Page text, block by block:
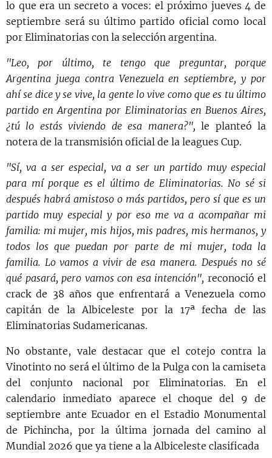
lo que era un secreto a voces: el próximo jueves 4 de
septiembre será su último partido oficial como local
por Eliminatorias con la selección argentina.
"Leo, por último, te tengo que preguntar, porque
Argentina juega contra Venezuela en septiembre, y por
ahí se dice y se vive, la gente lo vive como que es tu último
partido en Argentina por Eliminatorias en Buenos Aires,
¿tú lo estás viviendo de esa manera?", le planteó la
notera de la transmisión oficial de la leagues Cup.
"Sí, va a ser especial, va a ser un partido muy especial
para mí porque es el último de Eliminatorias. No sé si
después habrá amistoso o más partidos, pero sí que es un
partido muy especial y por eso me va a acompañar mi
familia: mi mujer, mis hijos, mis padres, mis hermanos, y
todos los que puedan por parte de mi mujer, toda la
familia. Lo vamos a vivir de esa manera. Después no sé
qué pasará, pero vamos con esa intención", reconoció el
crack de 38 años que enfrentará a Venezuela como
capitán de la Albiceleste por la 17ª fecha de las
Eliminatorias Sudamericanas.
No obstante, vale destacar que el cotejo contra la
Vinotinto no será el último de la Pulga con la camiseta
del conjunto nacional por Eliminatorias. En el
calendario inmediato aparece el choque del 9 de
septiembre ante Ecuador en el Estadio Monumental
de Pichincha, por la última jornada del camino al
Mundial 2026 que ya tiene a la Albiceleste clasificada